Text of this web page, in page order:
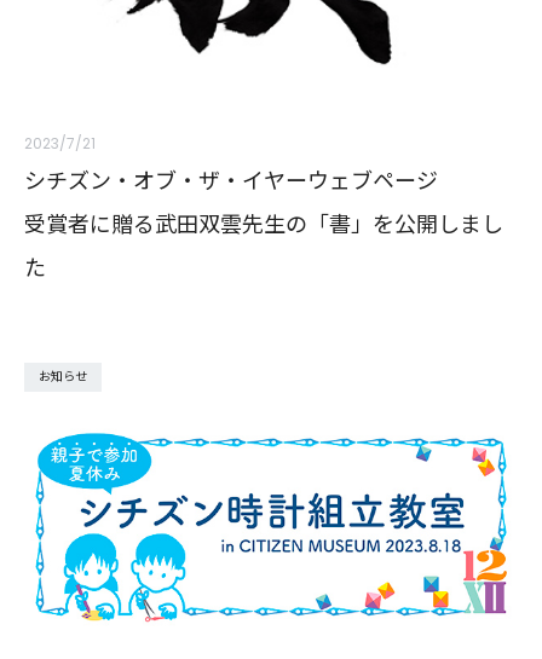
2023/7/21
シチズン・オブ・ザ・イヤーウェブページ
受賞者に贈る武田双雲先生の「書」を公開しまし
た
お知らせ